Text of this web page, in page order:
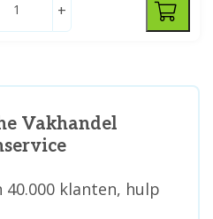
+
Vakhandel
klanten, hulp